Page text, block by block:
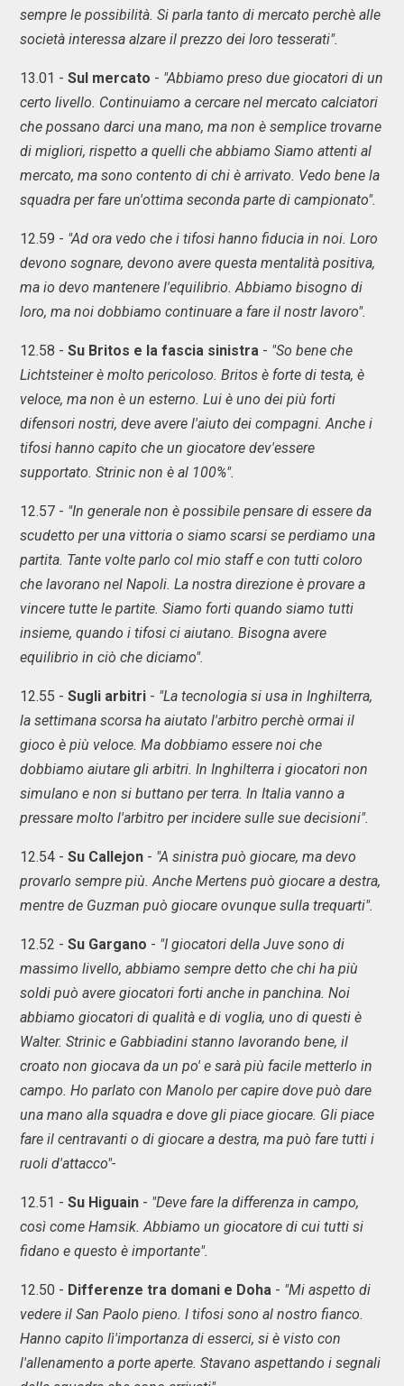
sempre le possibilità. Si parla tanto di mercato perchè alle
società interessa alzare il prezzo dei loro tesserati".
13.01 - Sul mercato - "Abbiamo preso due giocatori di un
certo livello. Continuiamo a cercare nel mercato calciatori
che possano darci una mano, ma non è semplice trovarne
di migliori, rispetto a quelli che abbiamo Siamo attenti al
mercato, ma sono contento di chi è arrivato. Vedo bene la
squadra per fare un'ottima seconda parte di campionato".
12.59 - "Ad ora vedo che i tifosi hanno fiducia in noi. Loro
devono sognare, devono avere questa mentalità positiva,
ma io devo mantenere l'equilibrio. Abbiamo bisogno di
loro, ma noi dobbiamo continuare a fare il nostr lavoro".
12.58 - Su Britos e la fascia sinistra - "So bene che
Lichtsteiner è molto pericoloso. Britos è forte di testa, è
veloce, ma non è un esterno. Lui è uno dei più forti
difensori nostri, deve avere l'aiuto dei compagni. Anche i
tifosi hanno capito che un giocatore dev'essere
supportato. Strinic non è al 100%".
12.57 - "In generale non è possibile pensare di essere da
scudetto per una vittoria o siamo scarsi se perdiamo una
partita. Tante volte parlo col mio staff e con tutti coloro
che lavorano nel Napoli. La nostra direzione è provare a
vincere tutte le partite. Siamo forti quando siamo tutti
insieme, quando i tifosi ci aiutano. Bisogna avere
equilibrio in ciò che diciamo".
12.55 - Sugli arbitri - "La tecnologia si usa in Inghilterra,
la settimana scorsa ha aiutato l'arbitro perchè ormai il
gioco è più veloce. Ma dobbiamo essere noi che
dobbiamo aiutare gli arbitri. In Inghilterra i giocatori non
simulano e non si buttano per terra. In Italia vanno a
pressare molto l'arbitro per incidere sulle sue decisioni".
12.54 - Su Callejon - "A sinistra può giocare, ma devo
provarlo sempre più. Anche Mertens può giocare a destra,
mentre de Guzman può giocare ovunque sulla trequarti".
12.52 - Su Gargano - "I giocatori della Juve sono di
massimo livello, abbiamo sempre detto che chi ha più
soldi può avere giocatori forti anche in panchina. Noi
abbiamo giocatori di qualità e di voglia, uno di questi è
Walter. Strinic e Gabbiadini stanno lavorando bene, il
croato non giocava da un po' e sarà più facile metterlo in
campo. Ho parlato con Manolo per capire dove può dare
una mano alla squadra e dove gli piace giocare. Gli piace
fare il centravanti o di giocare a destra, ma può fare tutti i
ruoli d'attacco"-
12.51 - Su Higuain - "Deve fare la differenza in campo,
così come Hamsik. Abbiamo un giocatore di cui tutti si
fidano e questo è importante".
12.50 - Differenze tra domani e Doha - "Mi aspetto di
vedere il San Paolo pieno. I tifosi sono al nostro fianco.
Hanno capito lì'importanza di esserci, si è visto con
l'allenamento a porte aperte. Stavano aspettando i segnali